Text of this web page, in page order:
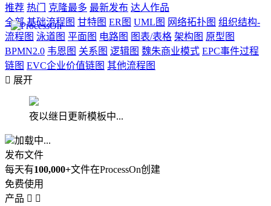
推荐 热门 克隆最多 最新发布 达人作品
全部 基础流程图 甘特图 ER图 UML图 网络拓扑图 组织结构-
流程图 泳道图 平面图 电路图 图表/表格 架构图 原型图
BPMN2.0 韦恩图 关系图 逻辑图 魏朱商业模式 EPC事件过程
链图 EVC企业价值链图 其他流程图
 展开
夜以继日更新模板中...
加载中...
发布文件
每天有100,000+文件在ProcessOn创建
免费使用
产品  